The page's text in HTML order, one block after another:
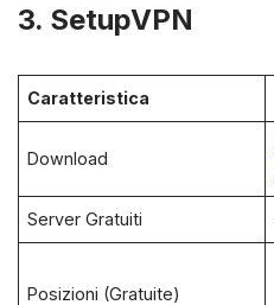
3. SetupVPN
Caratteristica
Download
Server Gratuiti
Posizioni (Gratuite)